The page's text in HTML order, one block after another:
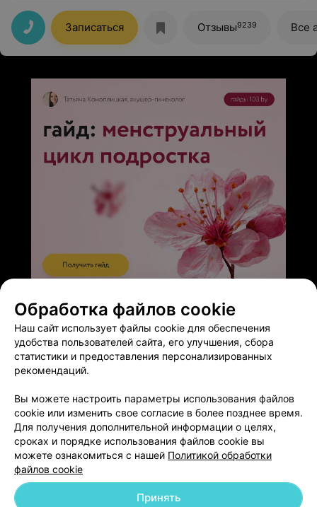
Записаться Отзывы9239 Все
Добавить специалиста
Обработка файлов cookie
Наш сайт использует файлы cookie для обеспечения
удобства пользователей сайта, его улучшения, сбора
статистики и предоставления персонализированных
рекомендаций.
Вы можете настроить параметры использования файлов
cookie или изменить свое согласие в более позднее время.
Для получения дополнительной информации о целях,
сроках и порядке использования файлов cookie вы
можете ознакомиться с нашей Политикой обработки
файлов cookie
Принять